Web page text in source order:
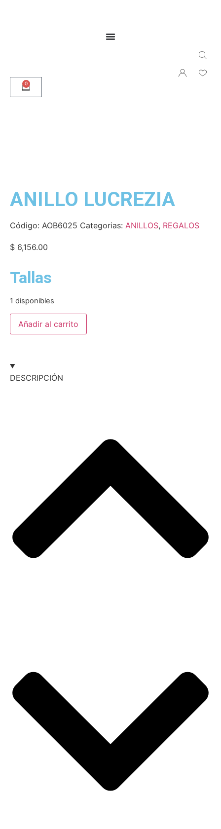
0
ANILLO LUCREZIA
Código: AOB6025 Categorias: ANILLOS, REGALOS
$ 6,156.00
Tallas
1 disponibles
Añadir al carrito
DESCRIPCIÓN